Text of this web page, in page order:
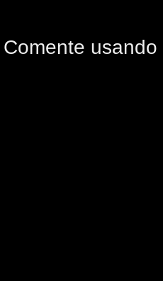
Comente